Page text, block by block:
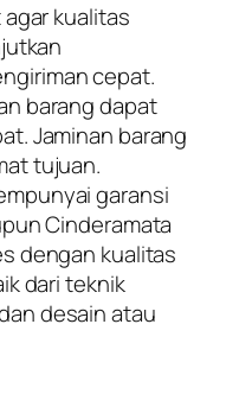
kualitas
cepat.
barang dapat
Jaminan barang
tujuan.
garansi
Cinderamata
dengan kualitas
dari teknik
desain atau